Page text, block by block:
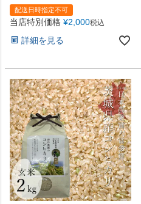
配送日時指定不可
当店特別価格 ¥2,000税込
詳細を見る